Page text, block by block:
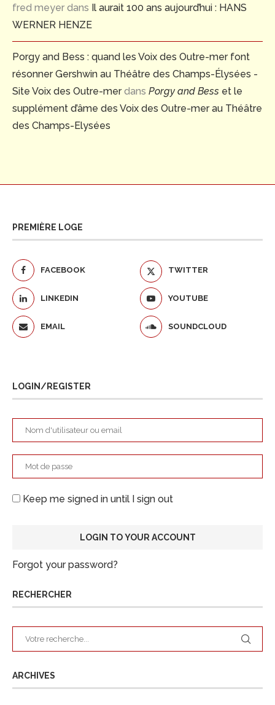
fred meyer dans Il aurait 100 ans aujourd’hui : HANS
WERNER HENZE
Porgy and Bess : quand les Voix des Outre-mer font
résonner Gershwin au Théâtre des Champs-Élysées -
Site Voix des Outre-merdans Porgy and Bess et le
supplément d’âme des Voix des Outre-mer au Théâtre
des Champs-Elysées
PREMIÈRE LOGE
FACEBOOK TWITTER
LINKEDIN YOUTUBE
EMAIL SOUNDCLOUD
LOGIN/REGISTER
Keep me signed in until I sign out
Forgot your password?
RECHERCHER
ARCHIVES